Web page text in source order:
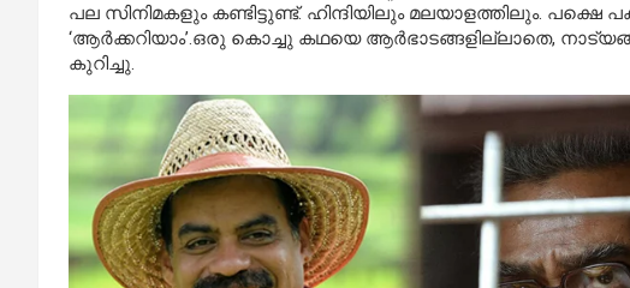
പല സിനിമകളും കണ്ടിട്ടുണ്ട്. ഹിന്ദിയിലും മലയാളത്തിലും.
‘ആര്‍ക്കറിയാം’.ഒരു കൊച്ചു കഥയെ ആര്‍ഭാടങ്ങളില്ലാതെ,
കുറിച്ചു.